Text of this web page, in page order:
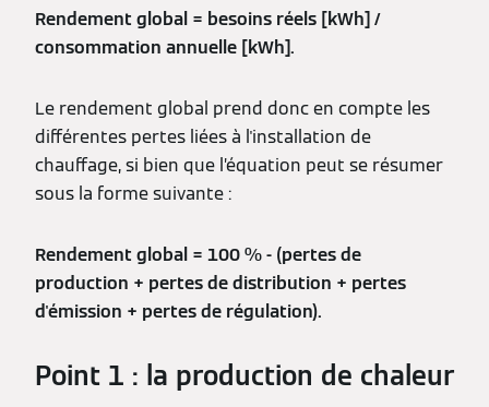
Rendement global = besoins réels [kWh] /
consommation annuelle [kWh].
Le rendement global prend donc en compte les
différentes pertes liées à l'installation de
chauffage, si bien que l’équation peut se résumer
sous la forme suivante :
Rendement global = 100 % - (pertes de
production + pertes de distribution + pertes
d'émission + pertes de régulation).
Point 1 : la production de chaleur